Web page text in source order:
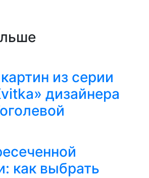
из серии
дизайнера
как выбрать